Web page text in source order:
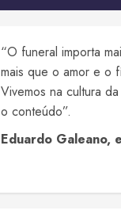
“O funeral importa
mais que o amor e o
Vivemos na cultura
o conteúdo”.
Eduardo Galeano,